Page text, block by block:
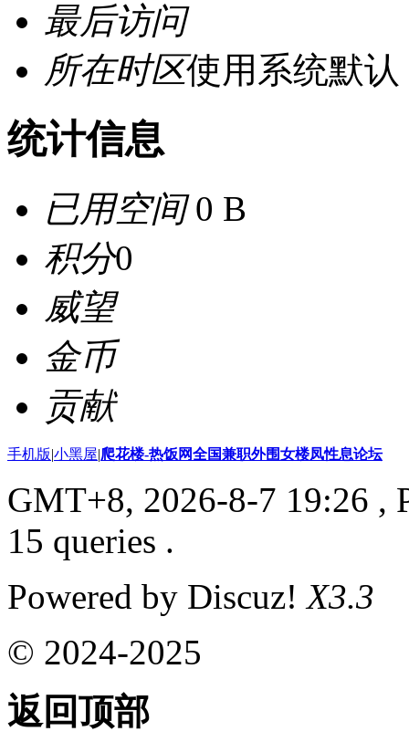
最后访问
所在时区使用系统默认
统计信息
已用空间0 B
积分0
威望
金币
贡献
手机版|小黑屋|爬花楼-热饭网全国兼职外围女楼凤性息论坛
GMT+8, 2026-8-7 19:26 ,
15 queries .
Powered by Discuz!X3.3
© 2024-2025
返回顶部